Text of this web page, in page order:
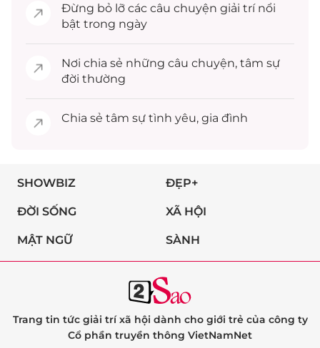
Đừng bỏ lỡ các câu chuyện giải trínổi
bật trong ngày
Nơi chia sẻ những câu chuyện, tâm sự
đời thường
Chia sẻ tâm sự tình yêu, gia đình
SHOWBIZ ĐẸP+
ĐỜI SỐNG XÃ HỘI
MẬT NGỮ SÀNH
Trang tin tức giải trí xã hội dành cho giới trẻ của công ty
Cổ phần truyền thông VietNamNet